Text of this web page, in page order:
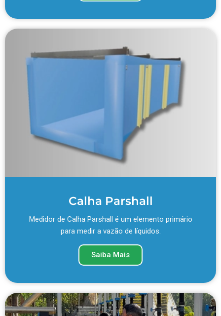
Calha Parshall
Medidor de Calha Parshall é um elemento primário
para medir a vazão de líquidos.
Saiba Mais